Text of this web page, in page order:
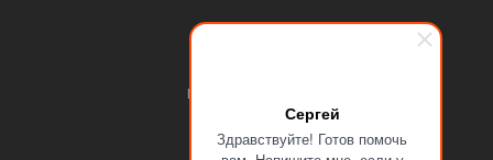
Сергей
Здравствуйте! Готов помочь
Мультимедийное оборудование
Присоединяйтесь: